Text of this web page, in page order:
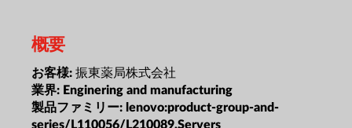
概要
お客様: 振東薬局株式会社
業界: Enginering and manufacturing
製品ファミリー: lenovo:product-group-and-
series/L110056/L210089,Servers